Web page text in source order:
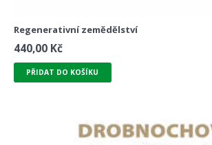
Regenerativní zemědělství
440,00 Kč
PŘIDAT DO KOŠÍKU